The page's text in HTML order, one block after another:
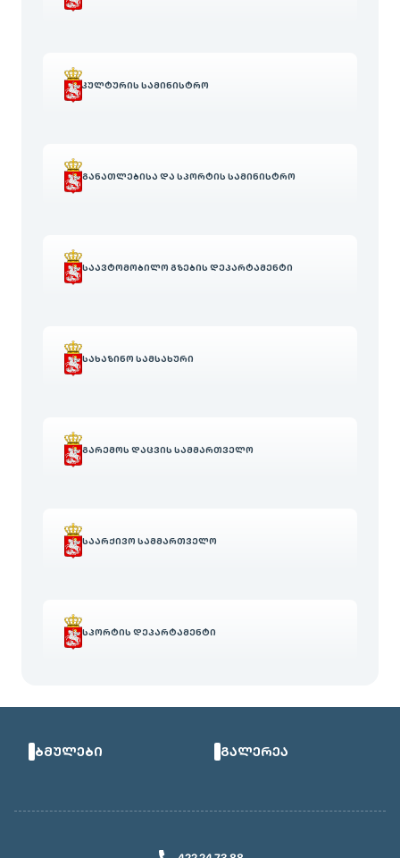
ᲙᲣᲚᲢᲣᲠᲘᲡ ᲡᲐᲛᲘᲜᲘᲡᲢᲠᲝ
ᲒᲐᲜᲐᲗᲚᲔᲑᲘᲡᲐ ᲓᲐ ᲡᲞᲝᲠᲢᲘᲡ ᲡᲐᲛᲘᲜᲘᲡᲢᲠᲝ
ᲡᲐᲐᲕᲢᲝᲛᲝᲑᲘᲚᲝ ᲒᲖᲔᲑᲘᲡ ᲓᲔᲞᲐᲠᲢᲐᲛᲔᲜᲢᲘ
ᲡᲐᲮᲐᲖᲘᲜᲝ ᲡᲐᲛᲡᲐᲮᲣᲠᲘ
ᲒᲐᲠᲔᲛᲝᲡ ᲓᲐᲪᲕᲘᲡ ᲡᲐᲛᲛᲐᲠᲗᲕᲔᲚᲝ
ᲡᲐᲐᲠᲥᲘᲕᲝ ᲡᲐᲛᲛᲐᲠᲗᲕᲔᲚᲝ
ᲡᲞᲝᲠᲢᲘᲡ ᲓᲔᲞᲐᲠᲢᲐᲛᲔᲜᲢᲘ
ᲑᲛᲣᲚᲔᲑᲘ ᲒᲐᲚᲔᲠᲔᲐ